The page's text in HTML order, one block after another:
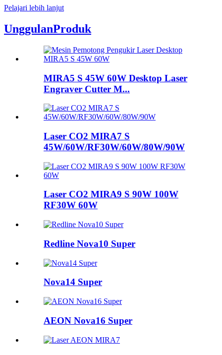
Pelajari lebih lanjut
UnggulanProduk
MIRA5 S 45W 60W Desktop Laser
Engraver Cutter M...
Laser CO2 MIRA7 S
45W/60W/RF30W/60W/80W/90W
Laser CO2 MIRA9 S 90W 100W
RF30W 60W
Redline Nova10 Super
Nova14 Super
AEON Nova16 Super